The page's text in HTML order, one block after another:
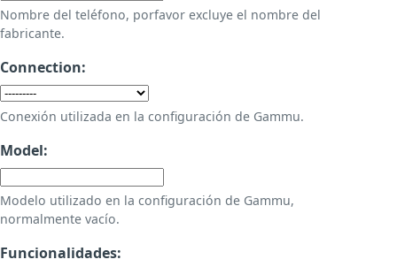
Nombre del teléfono, porfavor excluye el nombre del
fabricante.
Connection:
Conexión utilizada en la configuración de Gammu.
Model:
Modelo utilizado en la configuración de Gammu,
normalmente vacío.
Funcionalidades: